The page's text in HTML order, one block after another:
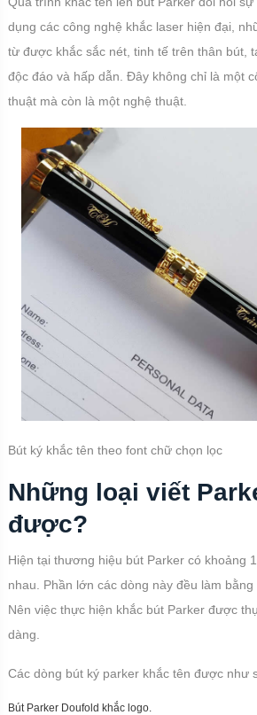
dụng các công nghệ khắc laser hiện đại,
từ được khắc sắc nét, tinh tế trên thân bút,
độc đáo và hấp dẫn. Đây không chỉ là một
thuật mà còn là một nghệ thuật.
Bút ký khắc tên theo font chữ chọn lọc
Những loại viết
được?
Hiện tại thương hiệu bút Parker có khoảng
nhau. Phần lớn các dòng này đều làm bằng
Nên việc thực hiện khắc bút Parker được
dàng.
Các dòng bút ký parker khắc tên được như
Bút Parker Doufold khắc logo.